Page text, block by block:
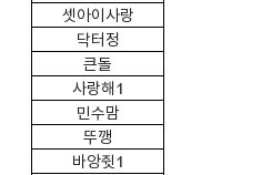
셋아이사랑
닥터정
큰돌
사랑해1
민수맘
뚜깽
바앙쥣1